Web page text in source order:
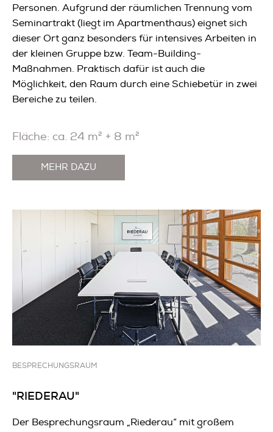
Personen. Aufgrund der räumlichen Trennung vom
Seminartrakt (liegt im Apartmenthaus) eignet sich
dieser Ort ganz besonders für intensives Arbeiten in
der kleinen Gruppe bzw. Team-Building-
Maßnahmen. Praktisch dafür ist auch die
Möglichkeit, den Raum durch eine Schiebetür in zwei
Bereiche zu teilen.
Fläche: ca. 24 m² + 8 m²
MEHR DAZU
BESPRECHUNGSRAUM
"RIEDERAU"
Der Besprechungsraum „Riederau“ mit großem